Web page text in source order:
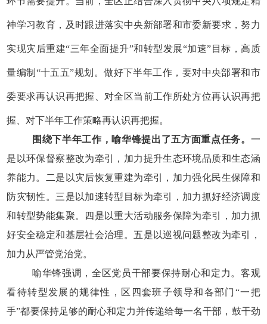
神学习教育，及时跟进落实中央新部署和市委新要求，努力
实现灾后重建“三年全面提升”和转型发展“加速”目标，高质
量编制“十五五”规划。做好下半年工作，要对中央部署和市
委要求再认识再把握、对全区当前工作所处方位再认识再把
握、对下半年工作策略再认识再把握。
围绕下半年工作，喻华锋提出了五方面重点任务。 一
是以环保督察整改为牵引，加力提升生态环境品质和生态涵
养能力。二是以灾后恢复重建为牵引，加力强化民生保障和
防灾韧性。三是以加速转型目标为牵引，加力抓好经济调度
和转型势能集聚。四是以重大活动服务保障为牵引，加力抓
好安全稳定和基层社会治理。五是以巡视问题整改为牵引，
加力从严管党治党。
喻华锋强调，全区党员干部要保持耐心和定力。客观
看待转型发展的规律性，区四套班子领导和各部门“一把
手”都要保持足够的耐心和定力并传递给每一名干部，鼓干劲